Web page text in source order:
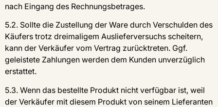
nach Eingang des Rechnungsbetrages.
5.2. Sollte die Zustellung der Ware durch Verschulden des
Käufers trotz dreimaligem Auslieferversuchs scheitern,
kann der Verkäufer vom Vertrag zurücktreten. Ggf.
geleistete Zahlungen werden dem Kunden unverzüglich
erstattet.
5.3. Wenn das bestellte Produkt nicht verfügbar ist, weil
der Verkäufer mit diesem Produkt von seinem Lieferanten